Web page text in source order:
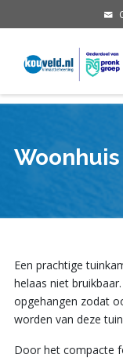
Een prachtige
helaas niet
opgehangen zodat
worden van deze
Door het compacte